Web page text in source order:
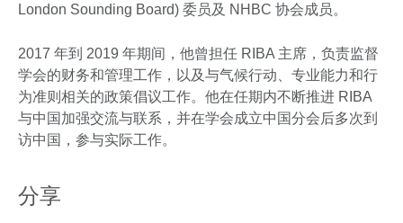
London Sounding Board) 委员及 NHBC 协会成员。
2017 年到 2019 年期间，他曾担任 RIBA 主席，负责监督
学会的财务和管理工作，以及与气候行动、专业能力和行
为准则相关的政策倡议工作。他在任期内不断推进 RIBA
与中国加强交流与联系，并在学会成立中国分会后多次到
访中国，参与实际工作。
分享